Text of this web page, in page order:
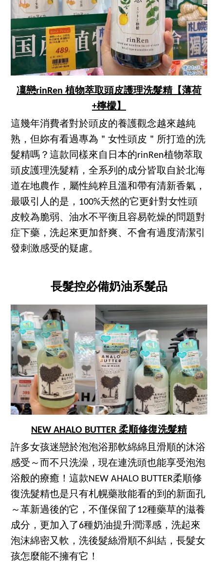
凜戀rinRen 植物萃取頭皮護理洗髮精【薄荷
+檸檬】
這幾年消費者對於頭皮的養護觀念越來越純
熟，但妳有看過專為＂女性頭皮＂所打造的洗
髮精嗎？這款同樣來自日本的rinRen植物萃取
頭皮護理洗髮精，全系列的成分皆取自於北海
道在地農作，屬性純粹且溫和帶有清新香氣，
最吸引人的是，100%天然的它更針對女性頭
皮較為脆弱、油水不平衡且容易乾燥的問題對
症下藥，洗起來更加舒爽、不會有過度清潔引
發刺激感受的疑慮。
長髮控必備奶油系髮品
NEW AHALO BUTTER 柔順修復洗髮精
許多女孩迷戀於泡泡浴那軟綿綿且滑順的沐浴
感受～而不只洗澡，現在連洗頭也能享受泡泡
浴般的療癒！這款NEW AHALO BUTTER柔順修
復洗髮精也是只有札幌藥妝能看的到的新面孔
～革新過後的它，不僅保留了12種藥草的滋養
成分，更加入了6種奶油提升潤澤感，洗起來
泡沫綿密又軟，洗後髮絲滑順不糾結，長髮女
孩怎麼能不擁有它！